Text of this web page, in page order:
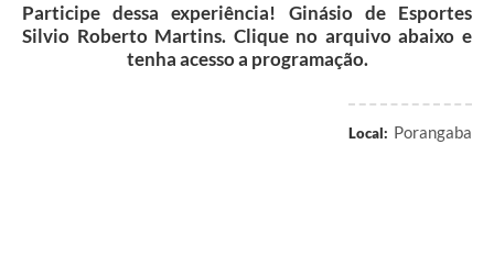
Participe dessa experiência! Ginásio de Esportes
Silvio Roberto Martins. Clique no arquivo abaixo e
tenha acesso a programação.
Local: Porangaba